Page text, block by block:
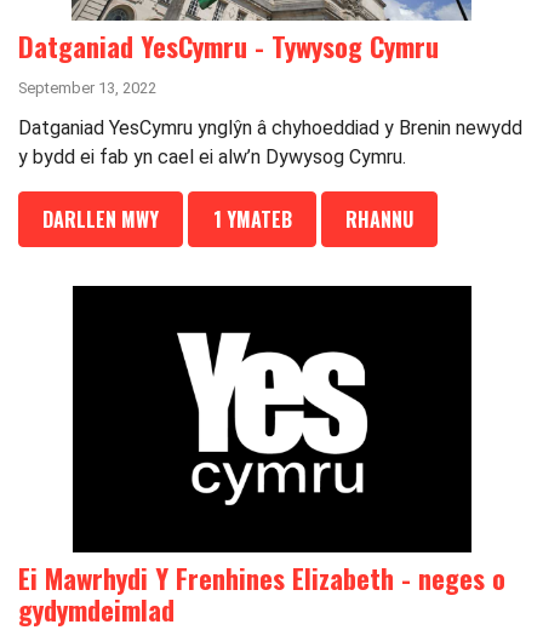
Datganiad YesCymru - Tywysog Cymru
September 13, 2022
Datganiad YesCymru ynglŷn â chyhoeddiad y Brenin newydd
y bydd ei fab yn cael ei alw’n Dywysog Cymru.
DARLLEN MWY 1 YMATEB RHANNU
Ei Mawrhydi Y Frenhines Elizabeth - neges o
gydymdeimlad